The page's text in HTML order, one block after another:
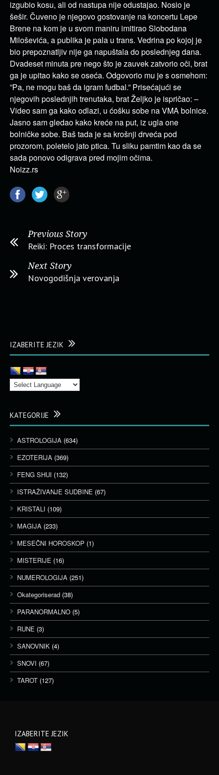
izgubio kosu, ali od nastupa nije odustajao. Nosio je
šešir. Čuveno je njegovo gostovanje na koncertu Lepe
Brene na kom je u svom maniru imitirao Slobodana
Miloševića, a publika je pala u trans. Vedrina po kojoj je
bio prepoznatljiv nije ga napuštala do poslednjeg dana.
Dvadeset minuta pre nego što je zauvek zatvorio oči, brat
ga je upitao kako se oseća. Odgovorio mu je s osmehom:
”Pa, ne mogu baš da igram fudbal.” Prisećajući se
njegovih poslednjih trenutaka, brat Željko je ispričao: –
Video sam ga kako odlazi, u ćošku sobe na VMA bolnice.
Jasno sam gledao kako kreće na put, iz ugla one
bolničke sobe. Baš tada je sa krošnji drveća pod
prozorom, poletelo jato ptica. Tu sliku pamtim kao da se
sada ponovo odigrava pred mojim očima.
Noizz.rs
Previous Story
Reiki: Proces transformacije
Next Story
Novogodišnja verovanja
IZABERITE JEZIK
KATEGORIJE
ASTROLOGIJA (634)
EZOTERIJA (369)
FENG SHUI (132)
ISTRAŽIVANJE SUDBINE (67)
KRISTALI (109)
MAGIJA (233)
MESEČNI HOROSKOP (1)
MISTERIJE (16)
NUMEROLOGIJA (251)
Okategoriserad (38)
PARANORMALNO (5)
RUNE (3)
SANOVNIK (4)
SNOVI (67)
TAROT (127)
IZABERITE JEZIK